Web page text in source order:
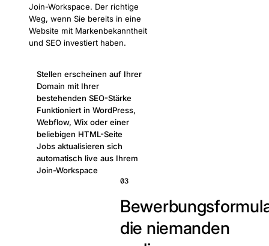
Join-Workspace. Der richtige
Weg, wenn Sie bereits in eine
Website mit Markenbekanntheit
und SEO investiert haben.
Stellen erscheinen auf Ihrer
Domain mit Ihrer
bestehenden SEO-Stärke
Funktioniert in WordPress,
Webflow, Wix oder einer
beliebigen HTML-Seite
Jobs aktualisieren sich
automatisch live aus Ihrem
Join-Workspace
03
die niemanden